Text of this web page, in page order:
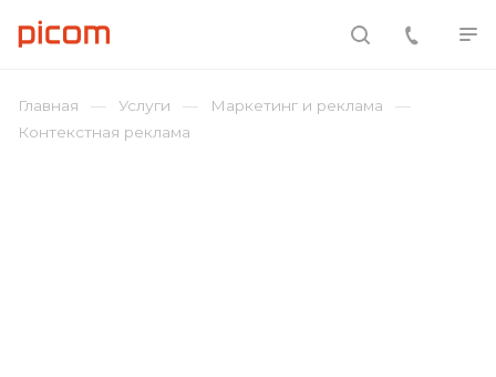
Главная Услуги
Маркетинг и реклама
Контекстная реклама